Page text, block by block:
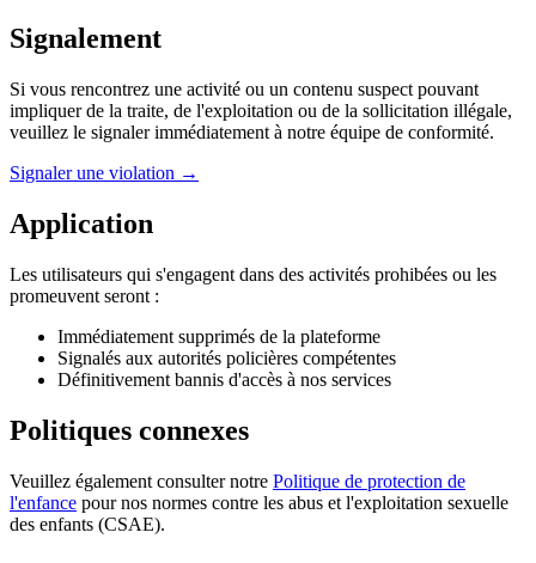
Signalement
Si vous rencontrez une activité ou un contenu suspect pouvant
impliquer de la traite, de l'exploitation ou de la sollicitation illégale,
veuillez le signaler immédiatement à notre équipe de conformité.
Signaler une violation →
Application
Les utilisateurs qui s'engagent dans des activités prohibées ou les
promeuvent seront :
Immédiatement supprimés de la plateforme
Signalés aux autorités policières compétentes
Définitivement bannis d'accès à nos services
Politiques connexes
Veuillez également consulter notre Politique de protection de
l'enfance pour nos normes contre les abus et l'exploitation sexuelle
des enfants (CSAE).